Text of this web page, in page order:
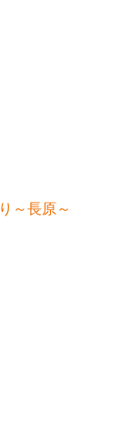
～長原～